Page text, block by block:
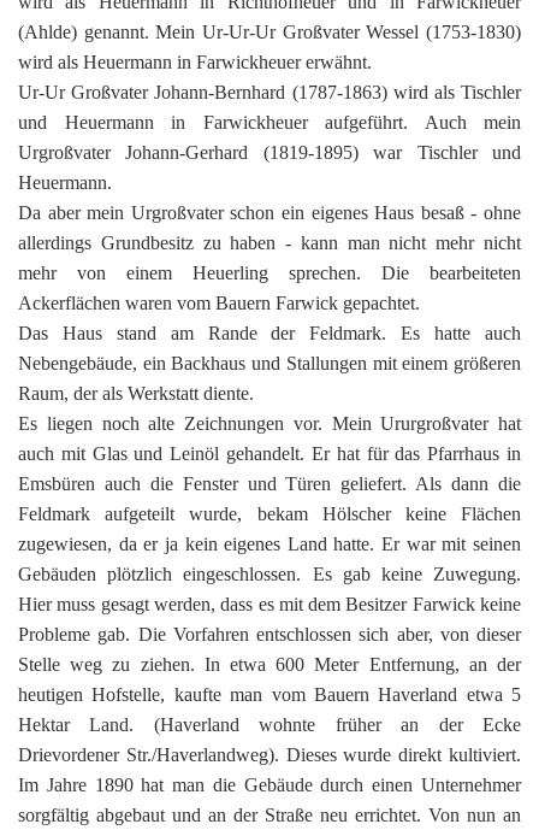
(Ahlde) genannt. Mein Ur-Ur-Ur Großvater Wessel (1753-1830)
wird als Heuermann in Farwickheuer erwähnt.
Ur-Ur Großvater Johann-Bernhard (1787-1863) wird als Tischler
und Heuermann in Farwickheuer aufgeführt. Auch mein
Urgroßvater Johann-Gerhard (1819-1895) war Tischler und
Heuermann.
Da aber mein Urgroßvater schon ein eigenes Haus besaß - ohne
allerdings Grundbesitz zu haben - kann man nicht mehr nicht
mehr von einem Heuerling sprechen. Die bearbeiteten
Ackerflächen waren vom Bauern Farwick gepachtet.
Das Haus stand am Rande der Feldmark. Es hatte auch
Nebengebäude, ein Backhaus und Stallungen mit einem größeren
Raum, der als Werkstatt diente.
Es liegen noch alte Zeichnungen vor. Mein Ururgroßvater hat
auch mit Glas und Leinöl gehandelt. Er hat für das Pfarrhaus in
Emsbüren auch die Fenster und Türen geliefert. Als dann die
Feldmark aufgeteilt wurde, bekam Hölscher keine Flächen
zugewiesen, da er ja kein eigenes Land hatte. Er war mit seinen
Gebäuden plötzlich eingeschlossen. Es gab keine Zuwegung.
Hier muss gesagt werden, dass es mit dem Besitzer Farwick keine
Probleme gab. Die Vorfahren entschlossen sich aber, von dieser
Stelle weg zu ziehen. In etwa 600 Meter Entfernung, an der
heutigen Hofstelle, kaufte man vom Bauern Haverland etwa 5
Hektar Land. (Haverland wohnte früher an der Ecke
Drievordener Str./Haverlandweg). Dieses wurde direkt kultiviert.
Im Jahre 1890 hat man die Gebäude durch einen Unternehmer
sorgfältig abgebaut und an der Straße neu errichtet. Von nun an